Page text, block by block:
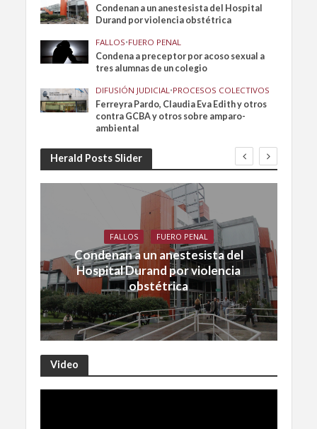
Condenan a un anestesista del Hospital
Durand por violencia obstétrica
FALLOS•FUERO PENAL
Condena a preceptor por acoso sexual a
tres alumnas de un colegio
DIFUSIÓN JUDICIAL •PROCESOS COLECTIVOS
Ferreyra Pardo, Claudia Eva Edith y otros
contra GCBA y otros sobre amparo-
ambiental
Herald Posts Slider
FALLOS FUERO PENAL
Condenan a un anestesista del
Hospital Durand por violencia
obstétrica
Video